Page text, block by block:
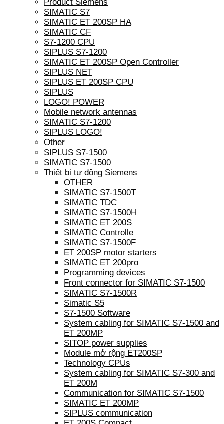
SIMATIC S7
SIMATIC ET 200SP HA
SIMATIC CF
S7-1200 CPU
SIPLUS S7-1200
SIMATIC ET 200SP Open Controller
SIPLUS NET
SIPLUS ET 200SP CPU
SIPLUS
LOGO! POWER
Mobile network antennas
SIMATIC S7-1200
SIPLUS LOGO!
Other
SIPLUS S7-1500
SIMATIC S7-1500
Thiết bị tự động Siemens
OTHER
SIMATIC S7-1500T
SIMATIC TDC
SIMATIC S7-1500H
SIMATIC ET 200S
SIMATIC Controlle
SIMATIC S7-1500F
ET 200SP motor starters
SIMATIC ET 200pro
Programming devices
Front connector for SIMATIC S7-1500
SIMATIC S7-1500R
Simatic S5
S7-1500 Software
System cabling for SIMATIC S7-1500 and
ET 200MP
SITOP power supplies
Module mở rộng ET200SP
Technology CPUs
System cabling for SIMATIC S7-300 and
ET 200M
Communication for SIMATIC S7-1500
SIMATIC ET 200MP
SIPLUS communication